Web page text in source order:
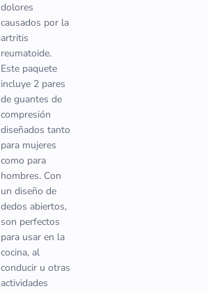
dolores
causados por la
artritis
reumatoide.
Este paquete
incluye 2 pares
de guantes de
compresión
diseñados tanto
para mujeres
como para
hombres. Con
un diseño de
dedos abiertos,
son perfectos
para usar en la
cocina, al
conducir u otras
actividades